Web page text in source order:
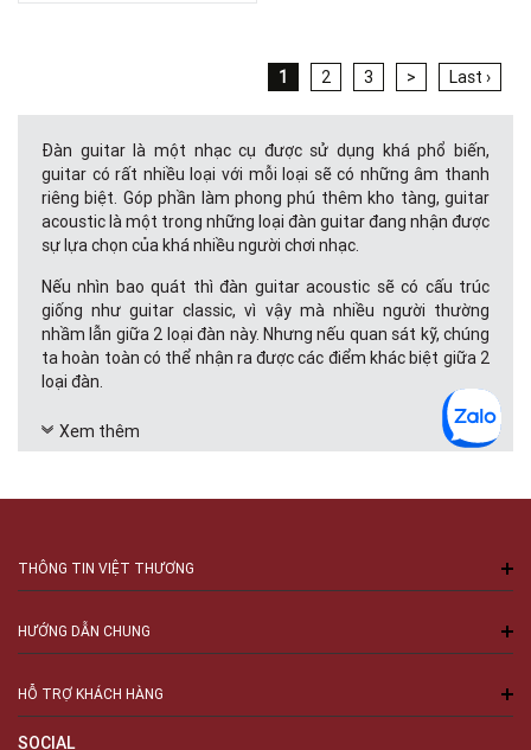
1 2 3 > Last ›
Đàn guitar là một nhạc cụ được sử dụng khá phổ biến,
guitar có rất nhiều loại với mỗi loại sẽ có những âm thanh
riêng biệt. Góp phần làm phong phú thêm kho tàng, guitar
acoustic là một trong những loại đàn guitar đang nhận được
sự lựa chọn của khá nhiều người chơi nhạc.
Nếu nhìn bao quát thì đàn guitar acoustic sẽ có cấu trúc
giống như guitar classic, vì vậy mà nhiều người thường
nhầm lẫn giữa 2 loại đàn này. Nhưng nếu quan sát kỹ, chúng
ta hoàn toàn có thể nhận ra được các điểm khác biệt giữa 2
loại đàn.
Đàn guitar acoustic với dây đàn được làm bằng chất liệu kim
loại, âm thanh của đàn sẽ đanh và vang hơn. Dây đàn sẽ
acoustic được thiết kế với 14 phím đàn tạo ra âm thanh cao
Thay vì được khoét thủng thành 2 rãnh thì cần đàn của
guitar acoustic sẽ là một trục lõi sắt nhỏ nằm dựng đứng.
các cây đàn guitar khác.
thùng đàn khuyết, đây cũng là điểm để phân biệt giữa guitar
acoustic và classic.
Xem thêm
THÔNG TIN VIỆT THƯƠNG
HƯỚNG DẪN CHUNG
HỖ TRỢ KHÁCH HÀNG
SOCIAL